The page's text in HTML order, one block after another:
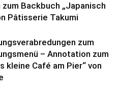
Backbuch „Japanisch
Pâtisserie Takumi
zum
– Annotation zum
kleine Café am Pier“ von